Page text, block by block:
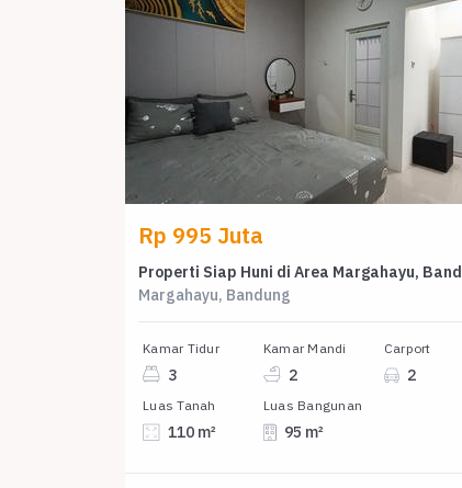
Rp 995 Juta
Margahayu, Bandung
Kamar Tidur
3
Kamar Mandi
2
Carport
2
Luas Tanah
110 m²
Luas Bangunan
95 m²